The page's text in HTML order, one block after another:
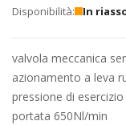
immagini
In
valvola meccanica
azionamento a leva
pressione di
portata 650Nl/min